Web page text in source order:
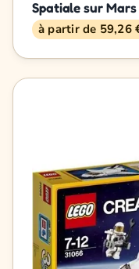
Spatiale sur
à partir de 59,26